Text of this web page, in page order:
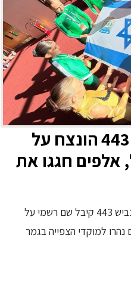
השבוע בלוד: כביש 443 הונצח על
אלפים חגגו את
העיר שבו
שבוע גדוש אירועים עבר על לוד: כביש 443 קיבל שם רשמי על
למוקדי הצפייה בגמר